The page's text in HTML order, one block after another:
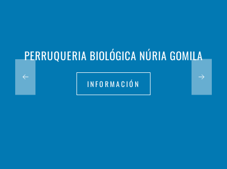
PERRUQUERIA BIOLÓGICA NÚRIA GOMILA
INFORMACIÓN